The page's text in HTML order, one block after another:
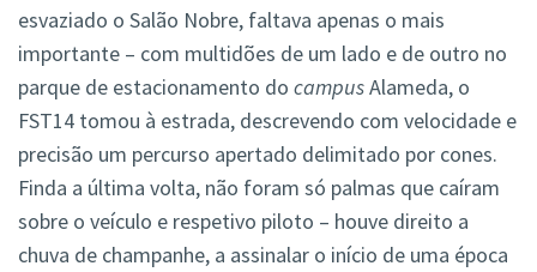
esvaziado o Salão Nobre, faltava apenas o mais
importante – com multidões de um lado e de outro no
parque de estacionamento do campusAlameda, o
FST14 tomou à estrada, descrevendo com velocidade e
precisão um percurso apertado delimitado por cones.
Finda a última volta, não foram só palmas que caíram
sobre o veículo e respetivo piloto – houve direito a
chuva de champanhe, a assinalar o início de uma época